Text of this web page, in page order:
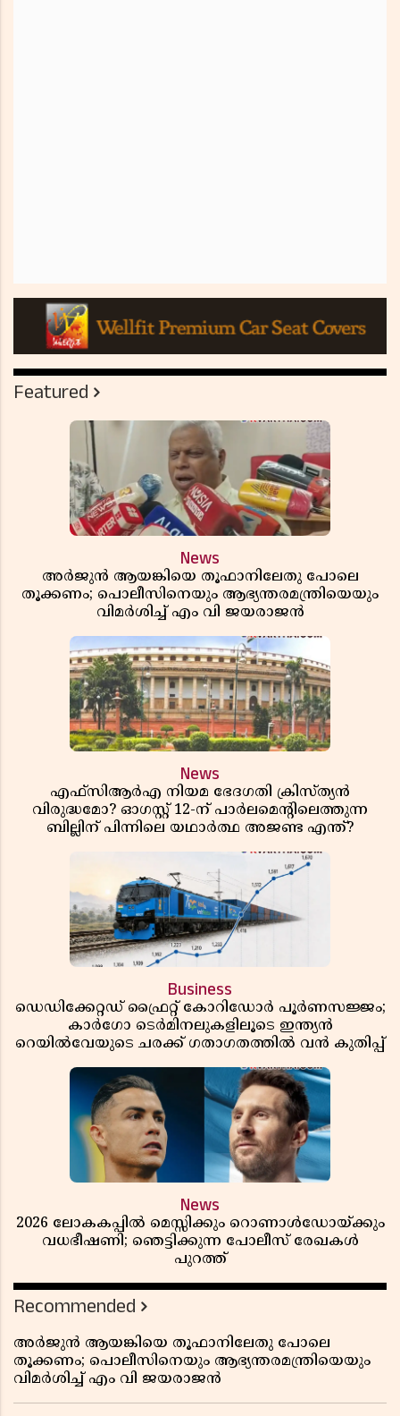
Featured
News
അർജുൻ ആയങ്കിയെ തൂഫാനിലേതു പോലെ
തൂക്കണം; പൊലീസിനെയും ആഭ്യന്തരമന്ത്രിയെയും
വിമർശിച്ച് എം വി ജയരാജൻ
News
എഫ്സിആർഎ നിയമ ഭേദഗതി ക്രിസ്ത്യൻ
വിരുദ്ധമോ? ഓഗസ്റ്റ് 12-ന് പാർലമെന്റിലെത്തുന്ന
ബില്ലിന് പിന്നിലെ യഥാർത്ഥ അജണ്ട എന്ത്?
Business
ഡെഡിക്കേറ്റഡ് ഫ്രൈറ്റ് കോറിഡോർ പൂർണസജ്ജം;
കാർഗോ ടെർമിനലുകളിലൂടെ ഇന്ത്യൻ
റെയിൽവേയുടെ ചരക്ക് ഗതാഗതത്തിൽ വൻ കുതിപ്പ്
News
2026 ലോകകപ്പിൽ മെസ്സിക്കും റൊണാൾഡോയ്ക്കും
വധഭീഷണി; ഞെട്ടിക്കുന്ന പോലീസ് രേഖകൾ
പുറത്ത്
Recommended
അർജുൻ ആയങ്കിയെ തൂഫാനിലേതു പോലെ
തൂക്കണം; പൊലീസിനെയും ആഭ്യന്തരമന്ത്രിയെയും
വിമർശിച്ച് എം വി ജയരാജൻ